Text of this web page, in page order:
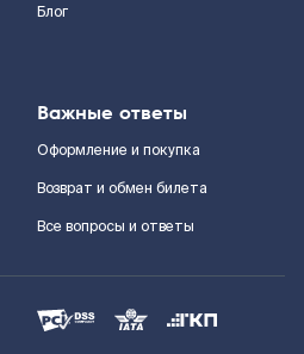
Блог
Важные ответы
Оформление и покупка
Возврат и обмен билета
Все вопросы и ответы